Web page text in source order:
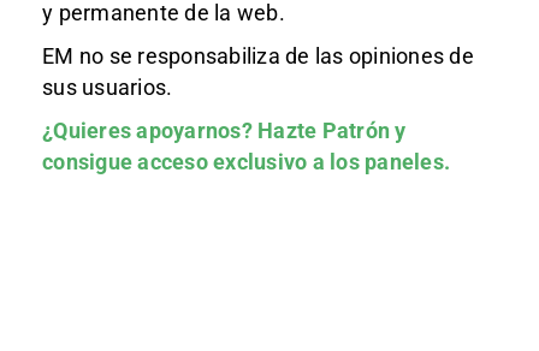
y permanente de la web.
EM no se responsabiliza de las opiniones de
sus usuarios.
¿Quieres apoyarnos? Hazte Patróny
consigue acceso exclusivo a los paneles.